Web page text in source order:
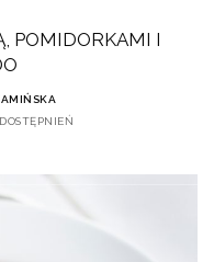
POMIDORKAMI I